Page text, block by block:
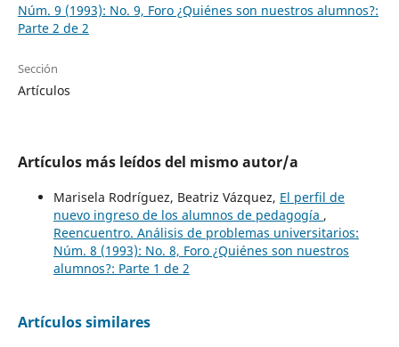
Núm. 9 (1993): No. 9, Foro ¿Quiénes son nuestros alumnos?:
Parte 2 de 2
Sección
Artículos
Artículos más leídos del mismo autor/a
Marisela Rodríguez, Beatriz Vázquez, El perfil de
nuevo ingreso de los alumnos de pedagogía ,
Reencuentro. Análisis de problemas universitarios:
Núm. 8 (1993): No. 8, Foro ¿Quiénes son nuestros
alumnos?: Parte 1 de 2
Artículos similares